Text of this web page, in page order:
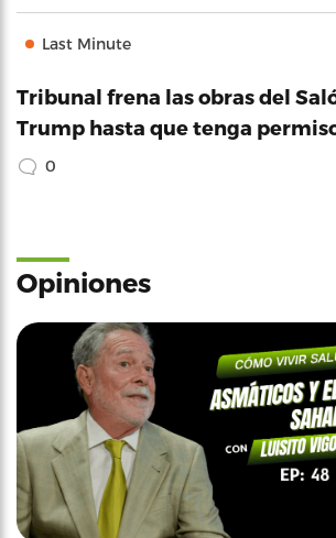
Last Minute
Tribunal frena las obras del
Trump hasta que tenga
0
Opiniones